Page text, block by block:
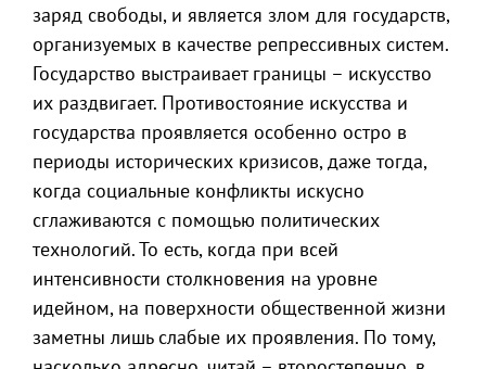
заряд свободы, и является злом для государств,
организуемых в качестве репрессивных систем.
Государство выстраивает границы – искусство
их раздвигает. Противостояние искусства и
государства проявляется особенно остро в
периоды исторических кризисов, даже тогда,
когда социальные конфликты искусно
сглаживаются с помощью политических
технологий. То есть, когда при всей
интенсивности столкновения на уровне
идейном, на поверхности общественной жизни
заметны лишь слабые их проявления. По тому,